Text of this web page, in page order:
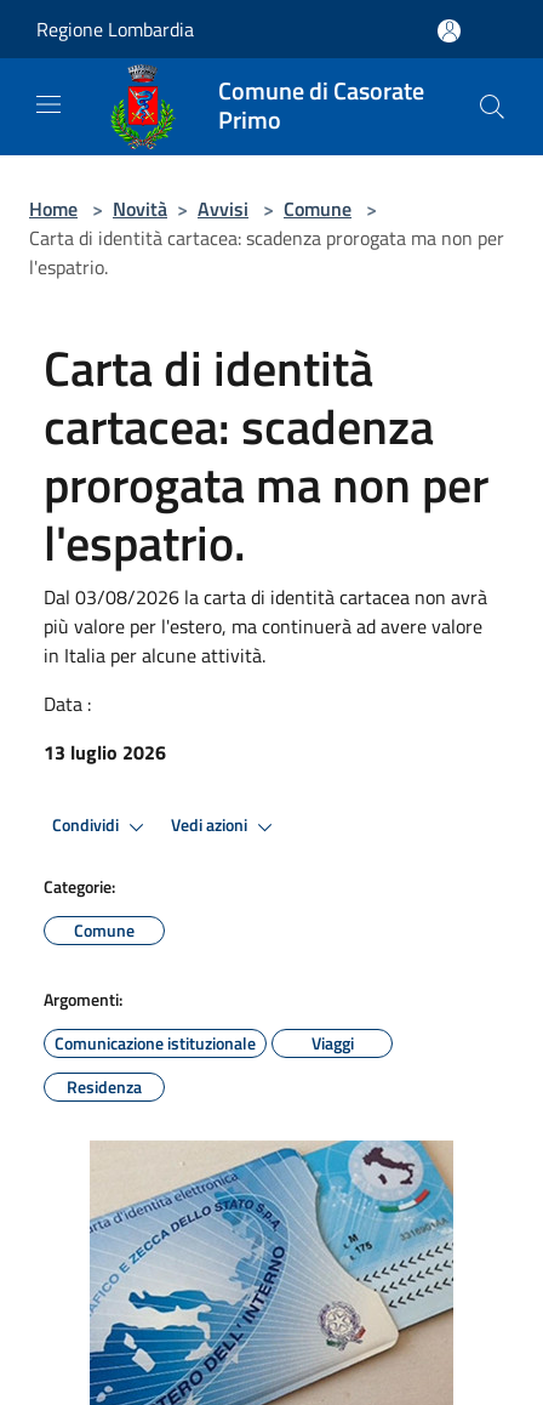
Regione Lombardia
Comune di Casorate
Primo
Home > Novità > Avvisi > Comune >
Carta di identità cartacea: scadenza prorogata ma non per
l'espatrio.
Carta di identità
cartacea: scadenza
prorogata ma non per
l'espatrio.
Dal 03/08/2026 la carta di identità cartacea non avrà
più valore per l'estero, ma continuerà ad avere valore
in Italia per alcune attività.
Data :
13 luglio 2026
Condividi Vedi azioni
Categorie:
Comune
Argomenti:
Comunicazione istituzionale
Viaggi
Residenza